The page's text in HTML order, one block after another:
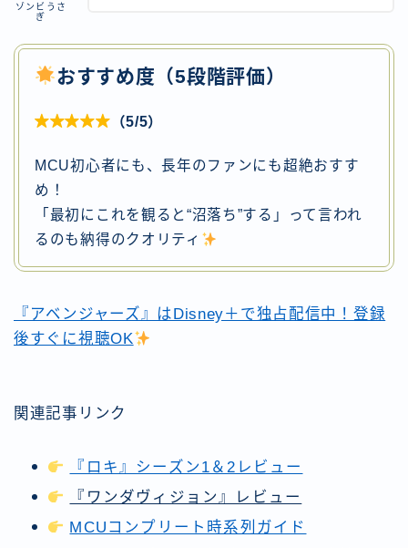
ゾンビうさ
ぎ
おすすめ度（5段階評価）
 （5/5）
MCU初心者にも、長年のファンにも超絶おすす
め！
「最初にこれを観ると“沼落ち”する」って言われ
るのも納得のクオリティ
『アベンジャーズ』はDisney＋で独占配信中！登録
後すぐに視聴OK
関連記事リンク
『ロキ』シーズン1＆2レビュー
『ワンダヴィジョン』レビュー
MCUコンプリート時系列ガイド